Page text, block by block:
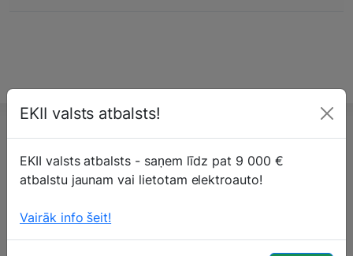
SIA "Auto Pārstrāde"
Granīta iela 13A
Rīga, LV-1057
EKII valsts atbalsts!
EKII valsts atbalsts - saņem līdz pat 9 000 €
atbalstu jaunam vai lietotam elektroauto!
Vairāk info šeit!